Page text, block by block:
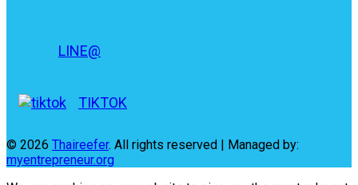
LINE@
TIKTOK
© 2026 Thaireefer. All rights reserved | Managed by:
myentrepreneur.org